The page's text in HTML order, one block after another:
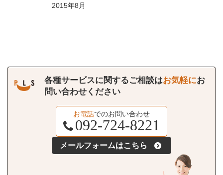
2015年8月
各種サービスに関するご相談はお気軽にお
問い合わせください
お電話でのお問い合わせ
092-724-8221
メールフォームはこちら